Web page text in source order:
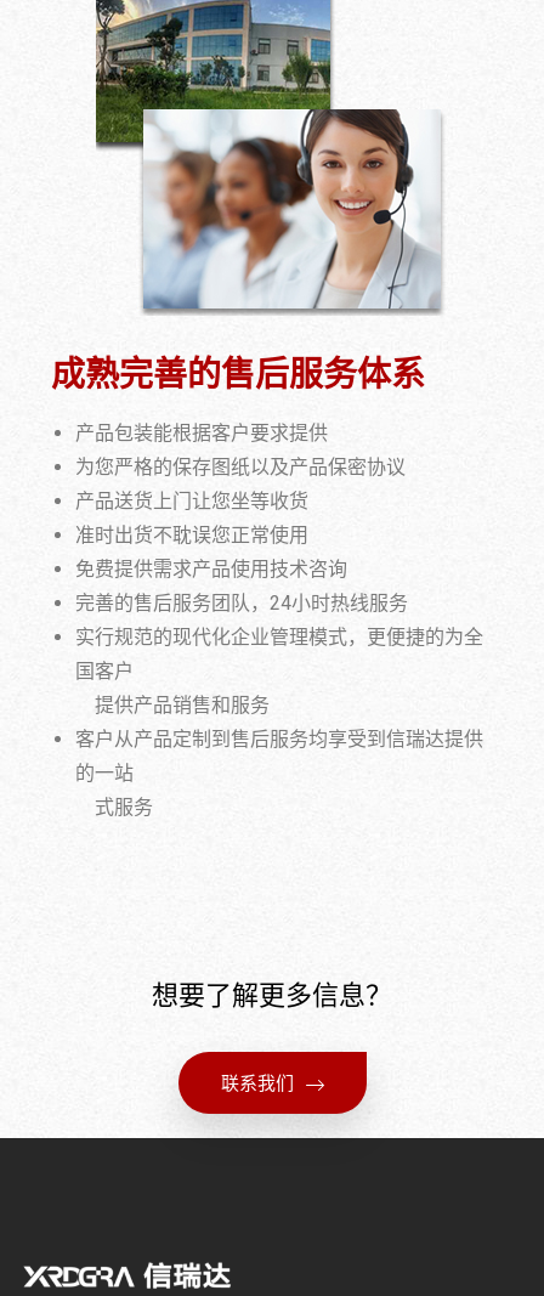
成熟完善的售后服务体系
产品包装能根据客户要求提供
为您严格的保存图纸以及产品保密协议
产品送货上门让您坐等收货
准时出货不耽误您正常使用
免费提供需求产品使用技术咨询
完善的售后服务团队，24小时热线服务
实行规范的现代化企业管理模式，更便捷的为全
国客户
提供产品销售和服务
客户从产品定制到售后服务均享受到信瑞达提供
的一站
式服务
想要了解更多信息？
联系我们